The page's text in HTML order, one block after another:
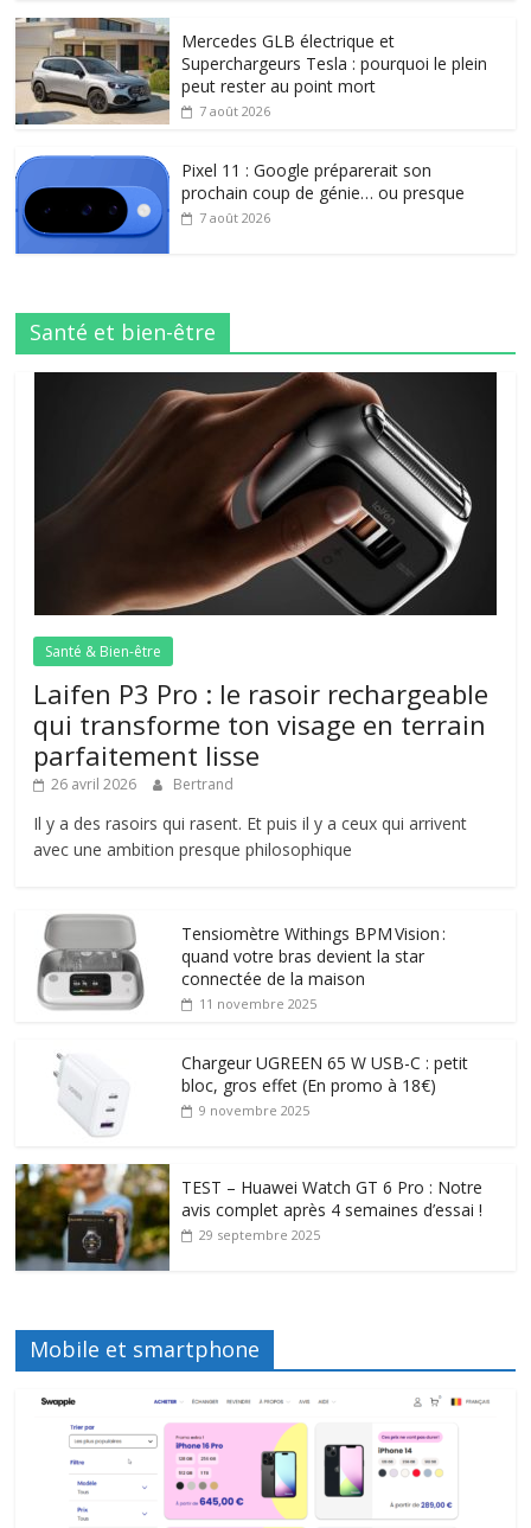
Mercedes GLB électrique et
Superchargeurs Tesla : pourquoi le plein
peut rester au point mort
7 août 2026
Pixel 11 : Google préparerait son
prochain coup de génie… ou presque
7 août 2026
Santé et bien-être
Santé & Bien-être
Laifen P3 Pro : le rasoir rechargeable
qui transforme ton visage en terrain
parfaitement lisse
26 avril 2026 Bertrand
Il y a des rasoirs qui rasent. Et puis il y a ceux qui arrivent
avec une ambition presque philosophique
Tensiomètre Withings BPM Vision :
quand votre bras devient la star
connectée de la maison
11 novembre 2025
Chargeur UGREEN 65 W USB-C : petit
bloc, gros effet (En promo à 18€)
9 novembre 2025
TEST – Huawei Watch GT 6 Pro : Notre
avis complet après 4 semaines d’essai !
29 septembre 2025
Mobile et smartphone